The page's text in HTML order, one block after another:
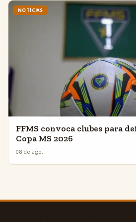
NOTÍCIAS
FFMS convoca clubes para
Copa MS 2026
08 de ago.